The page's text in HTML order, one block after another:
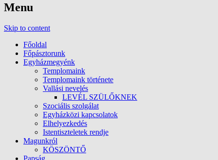
Menu
Skip to content
Főoldal
Főpásztorunk
Egyházmegyénk
Templomaink
Templomaink története
Vallási nevelés
LEVÉL SZÜLŐKNEK
Szociális szolgálat
Egyházközi kapcsolatok
Elhelyezkedés
Istentiszteletek rendje
Magunkról
KÖSZÖNTŐ
Papság